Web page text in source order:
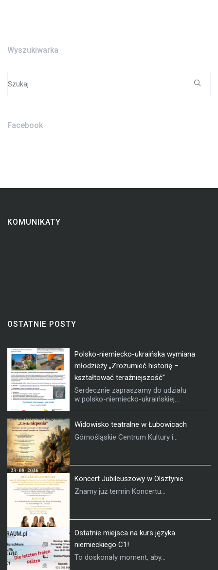
Wyszukiwarka
for:
Facebook
KOMUNIKATY
OSTATNIE POSTY
Polsko-niemiecko-ukraińska wymiana
młodzieży „Zrozumieć historię –
kształtować teraźniejszość”
Serdecznie zapraszamy do udziału
w polsko-niemiecko-ukraińskiej...
Widowisko teatralne w Łubowicach
Górnośląskie Centrum Kultury i...
Koncert Jubileuszowy w Olsztynie
Znamy już termin Koncertu...
Ostatnie miejsca na kurs języka
niemieckiego C1!
To doskonały moment, aby...